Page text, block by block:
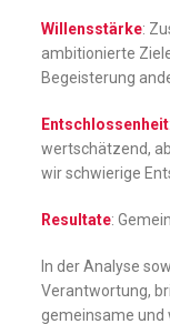
Willensstärke:
ambitionierte
Begeisterung
Entschlossenheit
wertschätzend,
wir schwierige
Resultate:
In der Analyse
Verantwortung,
gemeinsame und